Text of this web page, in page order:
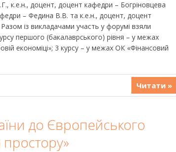
к.е.н., доцент, доцент кафедри – Богріновцева
– Федина В.В. та к.е.н., доцент, доцент
із викладачами участь у форумі взяли
першого (бакалаврського) рівня – у межах
економіці»; 3 курсу – у межах ОК «Фінансовий
Читати »
до Європейського